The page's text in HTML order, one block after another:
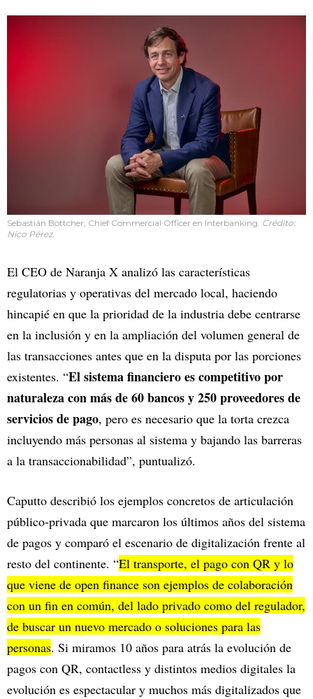
Sebastián Böttcher, Chief Commercial Officer en Interbanking. Crédito:
Nico Pérez.
El CEO de Naranja X analizó las características
regulatorias y operativas del mercado local, haciendo
hincapié en que la prioridad de la industria debe centrarse
en la inclusión y en la ampliación del volumen general de
las transacciones antes que en la disputa por las porciones
existentes. “El sistema financiero es competitivo por
naturaleza con más de 60 bancos y 250 proveedores de
servicios de pago, pero es necesario que la torta crezca
incluyendo más personas al sistema y bajando las barreras
a la transaccionabilidad”, puntualizó.
Caputto describió los ejemplos concretos de articulación
público-privada que marcaron los últimos años del sistema
de pagos y comparó el escenario de digitalización frente al
resto del continente. “El transporte, el pago con QR y lo
que viene de open finance son ejemplos de colaboración
con un fin en común, del lado privado como del regulador,
de buscar un nuevo mercado o soluciones para las
personas. Si miramos 10 años para atrás la evolución de
pagos con QR, contactless y distintos medios digitales la
evolución es espectacular y muchos más digitalizados que